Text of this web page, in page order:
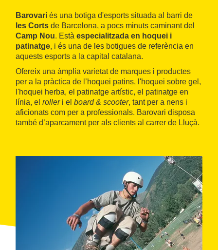
Barovari és una botiga d'esports situada al barri de
les Corts de Barcelona, a pocs minuts caminant del
Camp Nou. Està especialitzada en hoquei i
patinatge, i és una de les botigues de referència en
aquests esports a la capital catalana.
Ofereix una àmplia varietat de marques i productes
per a la pràctica de l’hoquei patins, l'hoquei sobre gel,
l'hoquei herba, el patinatge artístic, el patinatge en
línia, el rolleri el board & scooter, tant per a nens i
aficionats com per a professionals. Barovari disposa
també d’aparcament per als clients al carrer de Lluçà.